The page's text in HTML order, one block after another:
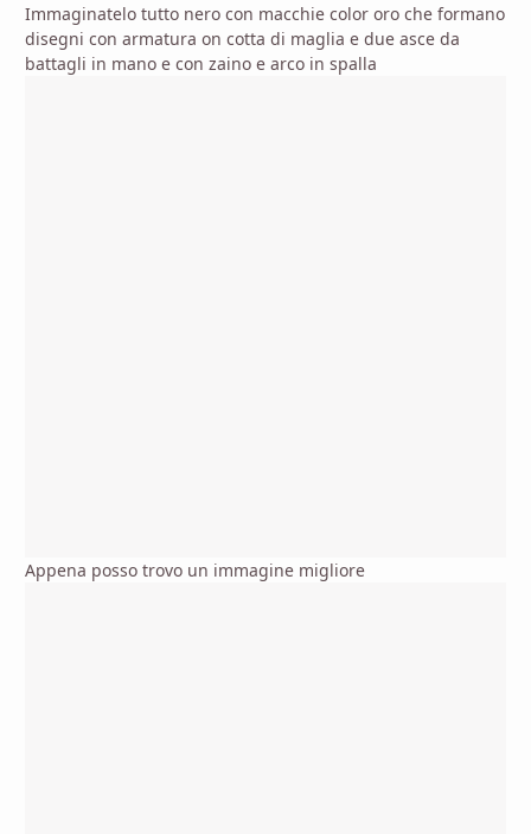
Immaginatelo tutto nero con macchie color oro che formano
disegni con armatura on cotta di maglia e due asce da
battagli in mano e con zaino e arco in spalla
Appena posso trovo un immagine migliore